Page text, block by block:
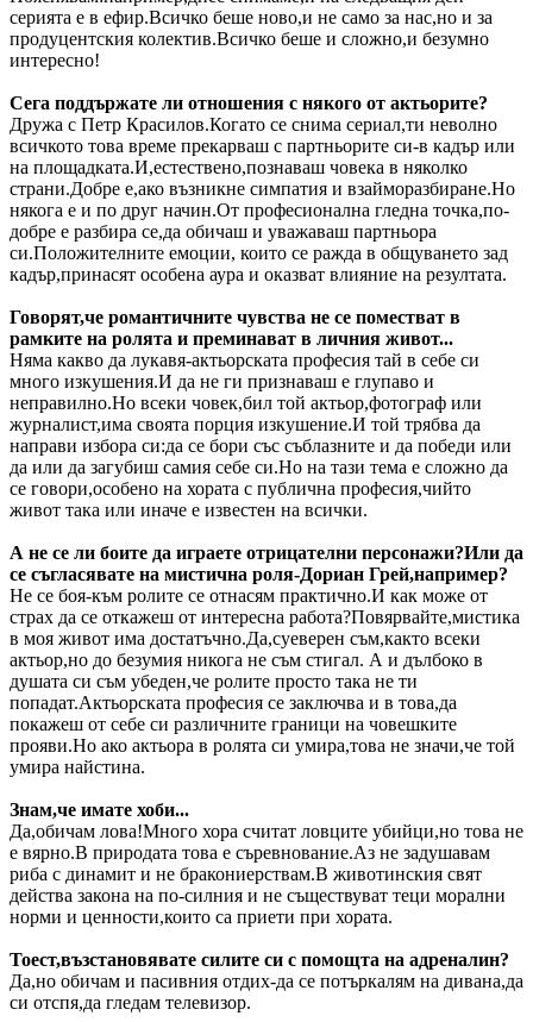
серията е в ефир.Всичко беше ново,и не само за нас,но и за
продуцентския колектив.Всичко беше и сложно,и безумно
интересно!
Сега поддържате ли отношения с някого от актьорите?
Дружа с Петр Красилов.Когато се снима сериал,ти неволно
всичкото това време прекарваш с партньорите си-в кадър или
на площадката.И,естествено,познаваш човека в няколко
страни.Добре е,ако възникне симпатия и взайморазбиране.Но
някога е и по друг начин.От професионална гледна точка,по-
добре е разбира се,да обичаш и уважаваш партньора
си.Положителните емоции, които се ражда в общуването зад
кадър,принасят особена аура и оказват влияние на резултата.
Говорят,че романтичните чувства не се поместват в
рамките на ролята и преминават в личния живот...
Няма какво да лукавя-актьорската професия тай в себе си
много изкушения.И да не ги признаваш е глупаво и
неправилно.Но всеки човек,бил той актьор,фотограф или
журналист,има своята порция изкушение.И той трябва да
направи избора си:да се бори със съблазните и да победи или
да или да загубиш самия себе си.Но на тази тема е сложно да
се говори,особено на хората с публична професия,чийто
живот така или иначе е известен на всички.
А не се ли боите да играете отрицателни персонажи?Или да
се съгласявате на мистична роля-Дориан Грей,например?
Не се боя-към ролите се отнасям практично.И как може от
страх да се откажеш от интересна работа?Повярвайте,мистика
в моя живот има достатъчно.Да,суеверен съм,както всеки
актьор,но до безумия никога не съм стигал. А и дълбоко в
душата си съм убеден,че ролите просто така не ти
попадат.Актьорската професия се заключва и в това,да
покажеш от себе си различните граници на човешките
прояви.Но ако актьора в ролята си умира,това не значи,че той
умира найстина.
Знам,че имате хоби...
Да,обичам лова!Много хора считат ловците убийци,но това не
е вярно.В природата това е съревнование.Аз не задушавам
риба с динамит и не бракониерствам.В животинския свят
действа закона на по-силния и не съществуват теци морални
норми и ценности,които са приети при хората.
Тоест,възстановявате силите си с помощта на адреналин?
Да,но обичам и пасивния отдих-да се потъркалям на дивана,да
си отспя,да гледам телевизор.